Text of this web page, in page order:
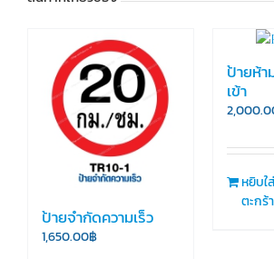
ป้ายจำกัดความเร็ว
1,650.00฿
ป้ายห้า
เข้า
หยิบใส่
ตะกร้า